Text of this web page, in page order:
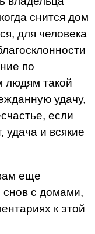
снится дом
для человека
по
людям такой
удачу,
если
удача и всякие
еще
снов с домами,
к этой